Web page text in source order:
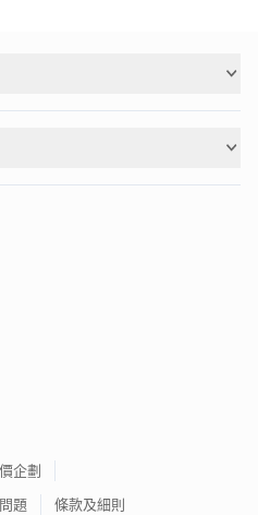
企劃
題 條款及細則